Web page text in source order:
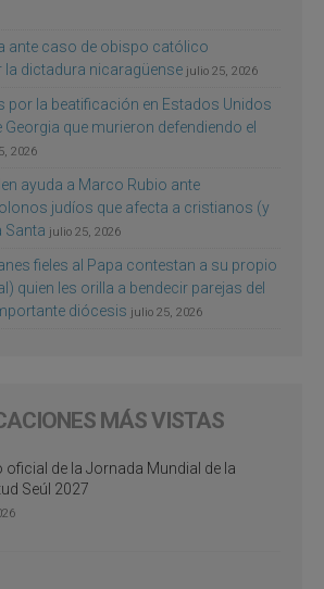
ante caso de obispo católico
dictadura nicaragüense julio 25, 2026
por la beatificación en Estados Unidos
que murieron defendiendo el
2026
ayuda a Marco Rubio ante
judíos que afecta a cristianos (y
Santa julio 25, 2026
fieles al Papa contestan a su propio
quien les orilla a bendecir parejas del
diócesis julio 25, 2026
MÁS VISTAS
oficial de la Jornada Mundial de la
Seúl 2027